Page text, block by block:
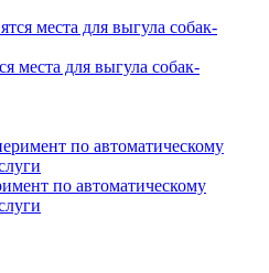
места для выгула собак-
по автоматическому